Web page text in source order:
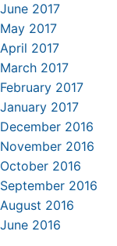
June 2017
May 2017
April 2017
March 2017
February 2017
January 2017
December 2016
November 2016
October 2016
September 2016
August 2016
June 2016